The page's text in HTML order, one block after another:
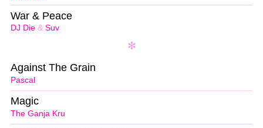
DJ Die & Suv
War & Peace
Pascal
Against The Grain
The Ganja Kru
Magic